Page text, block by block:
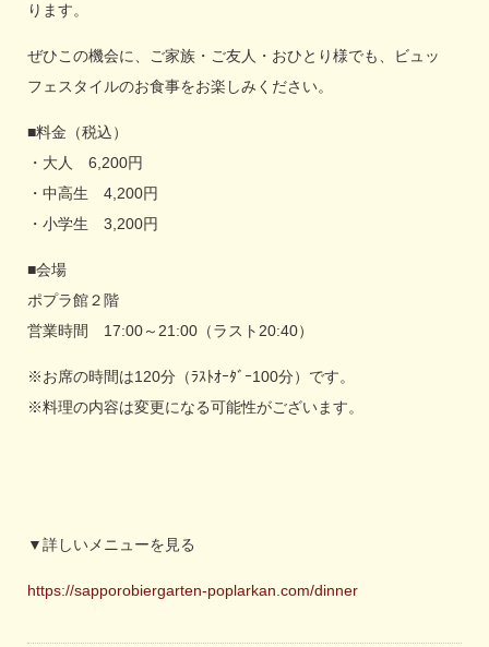
ります。
ぜひこの機会に、ご家族・ご友人・おひとり様でも、ビュッ
フェスタイルのお食事をお楽しみください。
■料金（税込）
・大人 6,200円
・中高生 4,200円
・小学生 3,200円
■会場
ポプラ館２階
営業時間 17:00～21:00（ラスト20:40）
※お席の時間は120分（ﾗｽﾄｵｰﾀﾞｰ100分）です。
※料理の内容は変更になる可能性がございます。
▼詳しいメニューを見る
https://sapporobiergarten-poplarkan.com/dinner